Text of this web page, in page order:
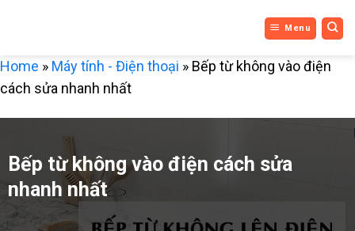
Menu
Home » Máy tính - Điện thoại » Bếp từ không vào điện
cách sửa nhanh nhất
Bếp từ không vào điện cách sửa
nhanh nhất